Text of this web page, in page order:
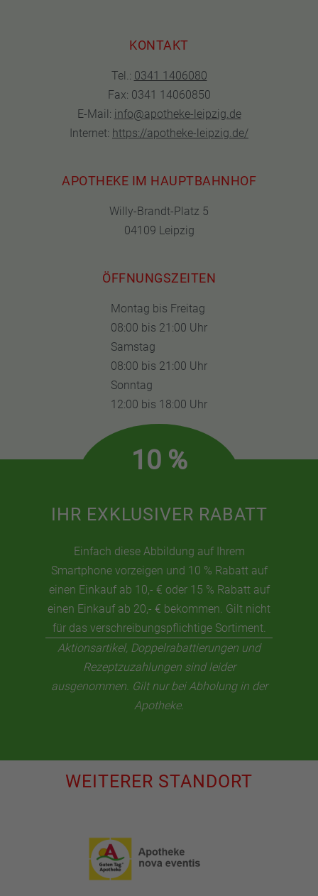
KONTAKT
Tel.: 0341 1406080
Fax: 0341 14060850
E-Mail: info@apotheke-leipzig.de
Internet: https://apotheke-leipzig.de/
APOTHEKE IM HAUPTBAHNHOF
Willy-Brandt-Platz 5
04109 Leipzig
ÖFFNUNGSZEITEN
Montag bis Freitag
08:00 bis 21:00 Uhr
Samstag
08:00 bis 21:00 Uhr
Sonntag
12:00 bis 18:00 Uhr
10 %
IHR EXKLUSIVER RABATT
Einfach diese Abbildung auf Ihrem
Smartphone vorzeigen und 10 % Rabatt auf
einen Einkauf ab 10,- € oder 15 % Rabatt auf
einen Einkauf ab 20,- € bekommen. Gilt nicht
für das verschreibungspflichtige Sortiment.
Aktionsartikel, Doppelrabattierungen und
Rezeptzuzahlungen sind leider
ausgenommen. Gilt nur bei Abholung in der
Apotheke.
WEITERER STANDORT